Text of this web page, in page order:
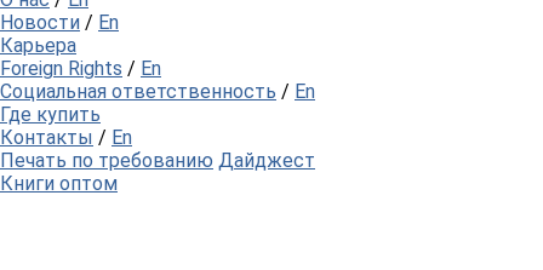
Новости / En
Карьера
Foreign Rights / En
Социальная ответственность / En
Где купить
Контакты / En
Печать по требованию Дайджест
Книги оптом